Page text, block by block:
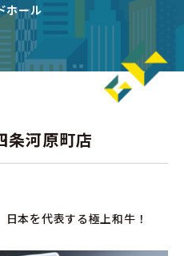
ホール
条河原町店
本を代表する極上和牛！